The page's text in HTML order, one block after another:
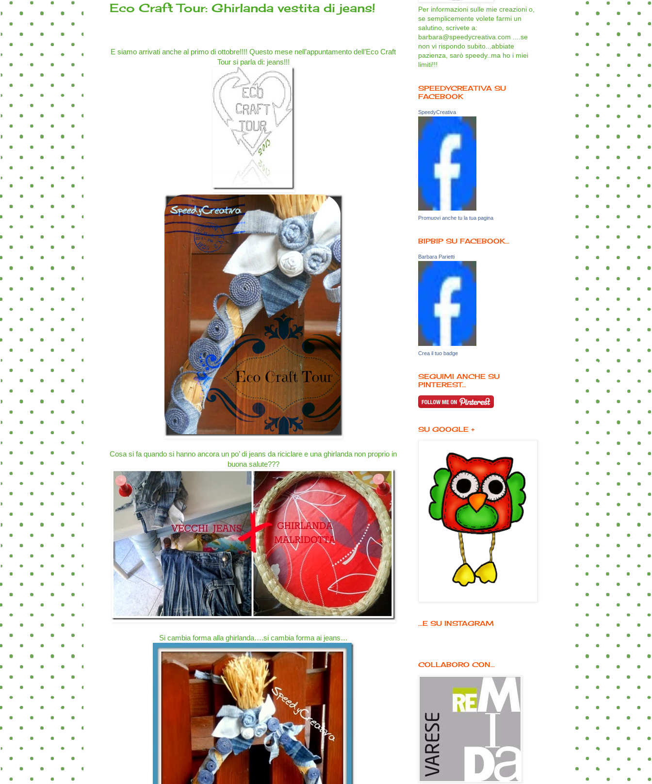
Eco Craft Tour: Ghirlanda vestita di jeans!
E siamo arrivati anche al primo di ottobre!!!! Questo mese nell’appuntamento dell’Eco Craft
Tour si parla di: jeans!!!
Cosa si fa quando si hanno ancora un po’ di jeans da riciclare e una ghirlanda non proprio in
buona salute???
Si cambia forma alla ghirlanda….si cambia forma ai jeans…
Per informazioni sulle mie creazioni o,
se semplicemente volete farmi un
salutino, scrivete a:
barbara@speedycreativa.com ....se
non vi rispondo subito...abbiate
pazienza, sarò speedy..ma ho i miei
limiti!!!
SPEEDYCREATIVA SU
FACEBOOK
SpeedyCreativa
Promuovi anche tu la tua pagina
BIPBIP SU FACEBOOK...
Barbara Parietti
Crea il tuo badge
SEGUIMI ANCHE SU
PINTEREST...
SU GOOGLE +
...E SU INSTAGRAM
COLLABORO CON...